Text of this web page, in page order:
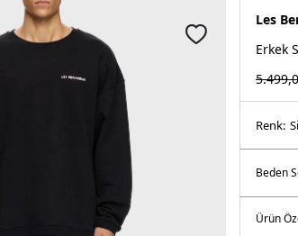
Les
Erkek
Renk:
Ürün